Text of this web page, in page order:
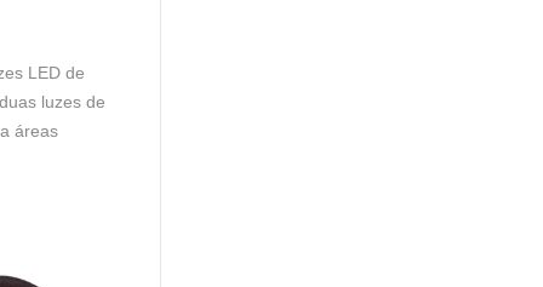
LED de
luzes de
áreas